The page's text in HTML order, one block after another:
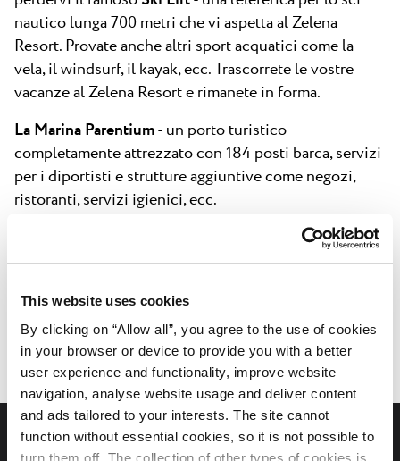
This website uses cookies
By clicking on “Allow all”, you agree to the use of cookies
in your browser or device to provide you with a better
user experience and functionality, improve website
navigation, analyse website usage and deliver content
and ads tailored to your interests. The site cannot
function without essential cookies, so it is not possible to
turn them off. The collection of other types of cookies is
nautico lunga 700 metri che vi aspetta al Zelena
Resort. Provate anche altri sport acquatici come la
vela, il windsurf, il kayak, ecc. Trascorrete le vostre
vacanze al Zelena Resort e rimanete in forma.
La Marina Parentium- un porto turistico
completamente attrezzato con 184 posti barca, servizi
per i diportisti e strutture aggiuntive come negozi,
ristoranti, servizi igienici, ecc.
Attività e divertimento Eventi